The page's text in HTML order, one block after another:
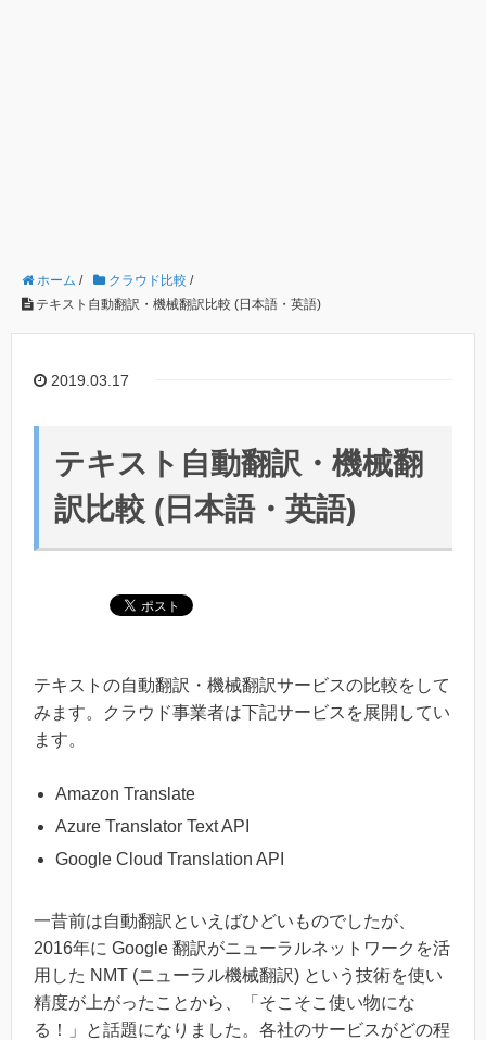
ホーム / クラウド比較 /
テキスト自動翻訳・機械翻訳比較 (日本語・英語)
2019.03.17
テキスト自動翻訳・機械翻
訳比較 (日本語・英語)
テキストの自動翻訳・機械翻訳サービスの比較をして
みます。クラウド事業者は下記サービスを展開してい
ます。
Amazon Translate
Azure Translator Text API
Google Cloud Translation API
一昔前は自動翻訳といえばひどいものでしたが、
2016年に Google 翻訳がニューラルネットワークを活
用した NMT (ニューラル機械翻訳) という技術を使い
精度が上がったことから、「そこそこ使い物にな
る！」と話題になりました。各社のサービスがどの程